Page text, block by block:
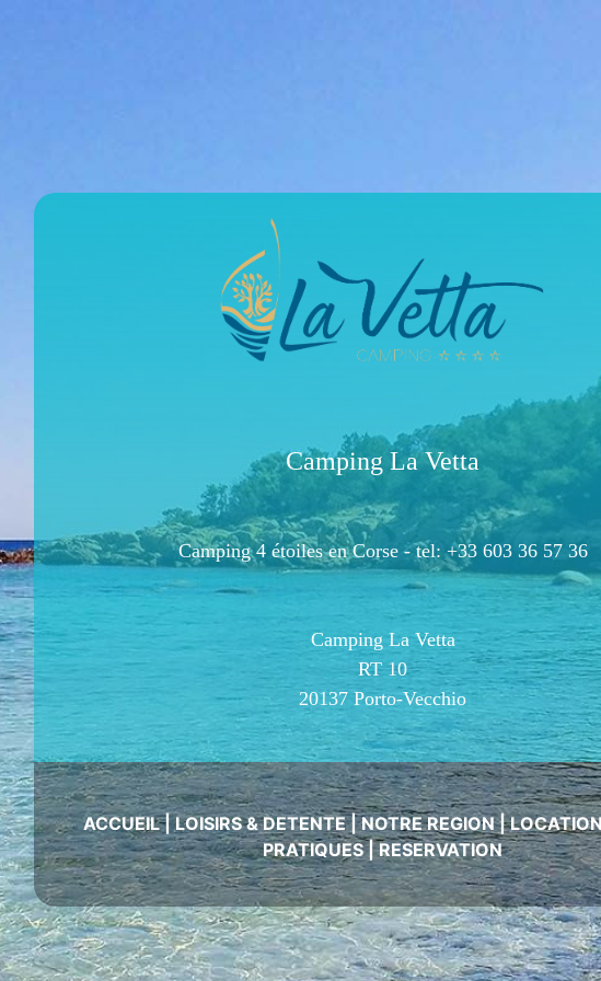
Camping La Vetta
Camping 4 étoiles en Corse -tel: +33 603 36 57 36
Camping La Vetta
RT 10
20137 Porto-Vecchio
ACCUEIL|LOISIRS & DETENTE|NOTRE REGION|
PRATIQUES|RESERVATION